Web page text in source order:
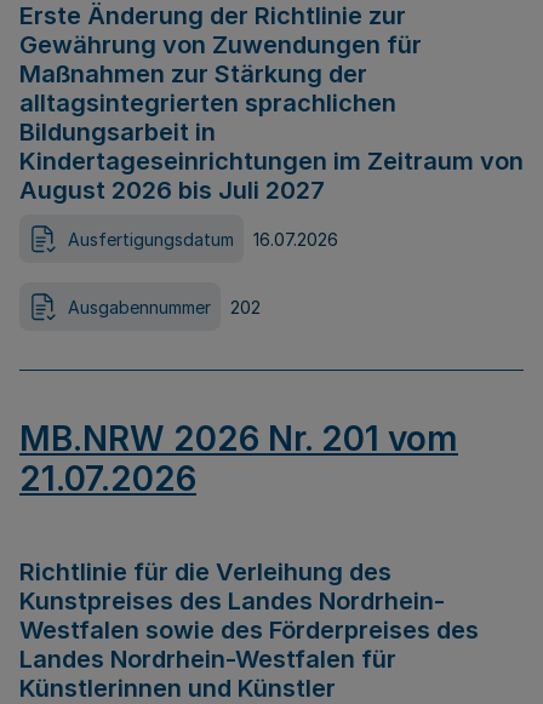
Erste Änderung der Richtlinie zur
Gewährung von Zuwendungen für
Maßnahmen zur Stärkung der
alltagsintegrierten sprachlichen
Bildungsarbeit in
Kindertageseinrichtungen im Zeitraum von
August 2026 bis Juli 2027
Ausfertigungsdatum 16.07.2026
Ausgabennummer 202
MB.NRW 2026 Nr. 201 vom
21.07.2026
Richtlinie für die Verleihung des
Kunstpreises des Landes Nordrhein-
Westfalen sowie des Förderpreises des
Landes Nordrhein-Westfalen für
Künstlerinnen und Künstler